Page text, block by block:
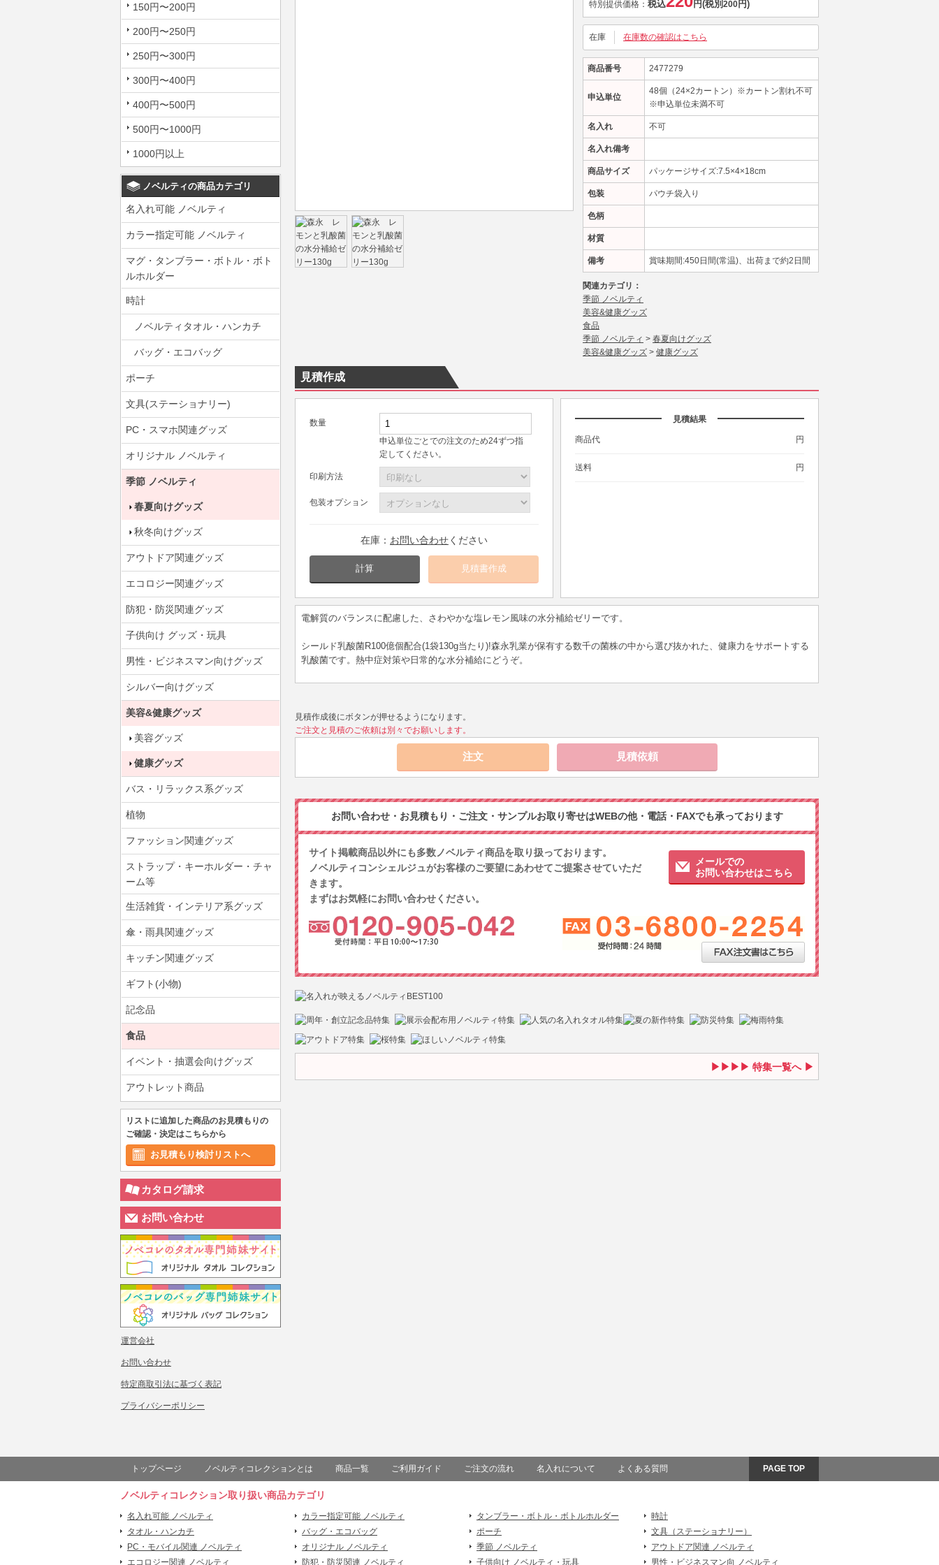
150円〜200円
200円〜250円
250円〜300円
300円〜400円
400円〜500円
500円〜1000円
1000円以上
ノベルティの商品カテゴリ
名入れ可能 ノベルティ
カラー指定可能 ノベルティ
マグ・タンブラー・ボトル・ボト
ルホルダー
時計
ノベルティタオル・ハンカチ
バッグ・エコバッグ
ポーチ
文具(ステーショナリー)
PC・スマホ関連グッズ
オリジナル ノベルティ
季節 ノベルティ
春夏向けグッズ
秋冬向けグッズ
アウトドア関連グッズ
エコロジー関連グッズ
防犯・防災関連グッズ
子供向け グッズ・玩具
男性・ビジネスマン向けグッズ
シルバー向けグッズ
美容&健康グッズ
美容グッズ
健康グッズ
バス・リラックス系グッズ
植物
ファッション関連グッズ
ストラップ・キーホルダー・チャ
ーム等
生活雑貨・インテリア系グッズ
傘・雨具関連グッズ
キッチン関連グッズ
ギフト(小物)
記念品
食品
イベント・抽選会向けグッズ
アウトレット商品
リストに追加した商品のお見積もりの
ご確認・決定はこちらから
お見積もり検討リストへ
カタログ請求
お問い合わせ
運営会社
お問い合わせ
特定商取引法に基づく表記
プライバシーポリシー
特別提供価格： 税込 円(税別 200円)
在庫 在庫数の確認はこちら
商品番号 2477279
申込単位
48個（24×2カートン）※カートン割れ不可
※申込単位未満不可
名入れ 不可
名入れ備考
商品サイズ パッケージサイズ:7.5×4×18cm
包装 パウチ袋入り
色柄
材質
備考 賞味期間:450日間(常温)、出荷まで約2日間
関連カテゴリ：
季節 ノベルティ
美容&健康グッズ
食品
季節 ノベルティ > 春夏向けグッズ
美容&健康グッズ > 健康グッズ
見積作成
数量
申込単位ごとでの注文のため24ずつ指
定してください。
印刷方法
包装オプション
在庫： お問い合わせください
計算
見積結果
商品代 円
送料 円
電解質のバランスに配慮した、さわやかな塩レモン風味の水分補給ゼリーです。
シールド乳酸菌R100億個配合(1袋130g当たり)!森永乳業が保有する数千の菌株の中から選び抜かれた、健康力をサポートする
乳酸菌です。熱中症対策や日常的な水分補給にどうぞ。
見積作成後にボタンが押せるようになります。
ご注文と見積のご依頼は別々でお願いします。
お問い合わせ・お見積もり・ご注文・サンプルお取り寄せはWEBの他・電話・FAXでも承っております
サイト掲載商品以外にも多数ノベルティ商品を取り扱っております。
ノベルティコンシェルジュがお客様のご要望にあわせてご提案させていただ
きます。
まずはお気軽にお問い合わせください。
メールでの
お問い合わせはこちら
特集一覧へ
トップページ ノベルティコレクションとは 商品一覧 ご利用ガイド ご注文の流れ 名入れについて よくある質問 PAGE TOP
ノベルティコレクション取り扱い商品カテゴリ
名入れ可能 ノベルティ カラー指定可能 ノベルティ タンブラー・ボトル・ボトルホルダー
時計
タオル・ハンカチ
バッグ・エコバッグ ポーチ
文具（ステーショナリー）
PC・モバイル関連 ノベルティ
オリジナル ノベルティ 季節 ノベルティ
アウトドア関連 ノベルティ
エコロジー関連 ノベルティ
防犯・防災関連 ノベルティ 子供向け ノベルティ・玩具 男性・ビジネスマン向 ノベルティ